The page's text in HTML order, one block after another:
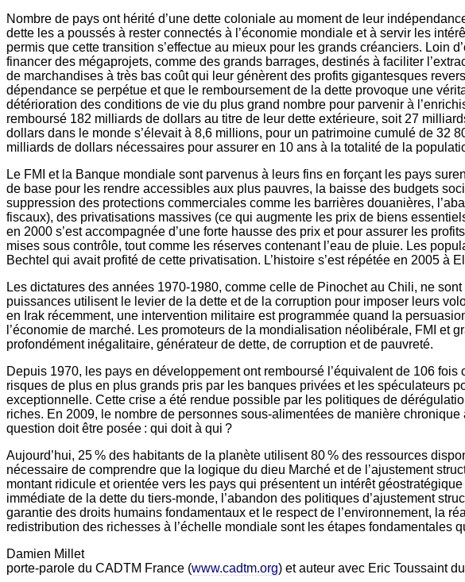
Nombre de pays ont hérité d’une dette coloniale au moment de leur
dette les a poussés à rester connectés à l’économie mondiale et à servir les
permis que cette transition s’effectue au mieux pour les grands créanciers. Loin
financer des mégaprojets, comme des grands barrages, destinés à faciliter
de marchandises à très bas coût qui leur génèrent des profits gigantesques
dépendance se perpétue et que le remboursement de la dette provoque une
détérioration des conditions de vie du plus grand nombre pour parvenir à
remboursé 182 milliards de dollars au titre de leur dette extérieure, soit 27
dollars dans le monde s’élevait à 8,6 millions, pour un patrimoine cumulé de 32
milliards de dollars nécessaires pour assurer en 10 ans à la totalité de la
Le FMI et la Banque mondiale sont parvenus à leurs fins en forçant les pays
de base pour les rendre accessibles aux plus pauvres, la baisse des budgets
suppression des protections commerciales comme les barrières douanières,
fiscaux), des privatisations massives (ce qui augmente les prix de biens
en 2000 s’est accompagnée d’une forte hausse des prix et pour assurer les
mises sous contrôle, tout comme les réserves contenant l’eau de pluie. Les
Bechtel qui avait profité de cette privatisation. L’histoire s’est répétée en 2005
Les dictatures des années 1970-1980, comme celle de Pinochet au Chili, ne
puissances utilisent le levier de la dette et de la corruption pour imposer leurs
en Irak récemment, une intervention militaire est programmée quand la
l’économie de marché. Les promoteurs de la mondialisation néolibérale, FMI
profondément inégalitaire, générateur de dette, de corruption et de pauvreté.
Depuis 1970, les pays en développement ont remboursé l’équivalent de 106
risques de plus en plus grands pris par les banques privées et les spéculateurs
exceptionnelle. Cette crise a été rendue possible par les politiques de
riches. En 2009, le nombre de personnes sous-alimentées de manière
question doit être posée : qui doit à qui ?
Aujourd’hui, 25 % des habitants de la planète utilisent 80 % des ressources
nécessaire de comprendre que la logique du dieu Marché et de l’ajustement
montant ridicule et orientée vers les pays qui présentent un intérêt
immédiate de la dette du tiers-monde, l’abandon des politiques d’ajustement
garantie des droits humains fondamentaux et le respect de l’environnement, la
redistribution des richesses à l’échelle mondiale sont les étapes fondamentales
Damien Millet
porte-parole du CADTM France (www.cadtm.org) et auteur avec Eric Toussaint